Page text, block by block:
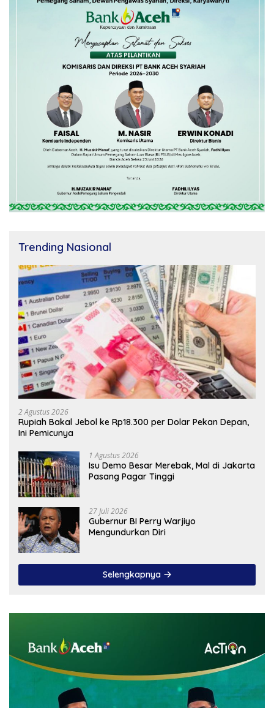
Trending Nasional
2 Agustus 2026
Rupiah Bakal Jebol ke Rp18.300 per Dolar Pekan Depan,
Ini Pemicunya
1 Agustus 2026
Isu Demo Besar Merebak, Mal di Jakarta
Pasang Pagar Tinggi
27 Juli 2026
Gubernur BI Perry Warjiyo
Mengundurkan Diri
Selengkapnya